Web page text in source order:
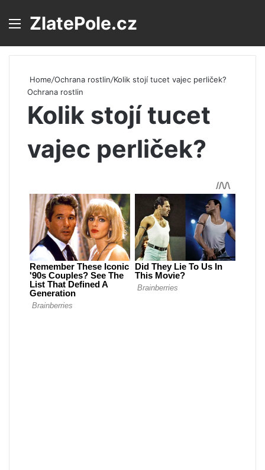
Menu
ZlatePole.cz
Home/Ochrana rostlin/Kolik stojí tucet vajec perliček?
Ochrana rostlin
Kolik stojí tucet
vajec perliček?